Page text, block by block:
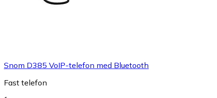
Snom D385 VoIP-telefon med Bluetooth
Fast telefon